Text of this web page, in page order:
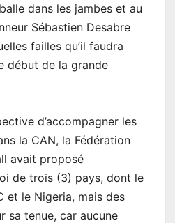
dans les jambes et au
Sébastien Desabre
failles qu’il faudra
début de la grande
d’accompagner les
la CAN, la Fédération
avait proposé
de trois (3) pays, dont le
et le Nigeria, mais des
sa tenue, car aucune